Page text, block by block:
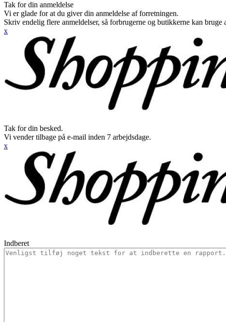
Tak for din anmeldelse
Vi er glade for at du giver din anmeldelse af forretningen.
Skriv endelig flere anmeldelser, så forbrugerne og butikkerne kan bruge
x
Tak for din besked.
Vi vender tilbage på e-mail inden 7 arbejdsdage.
x
Indberet